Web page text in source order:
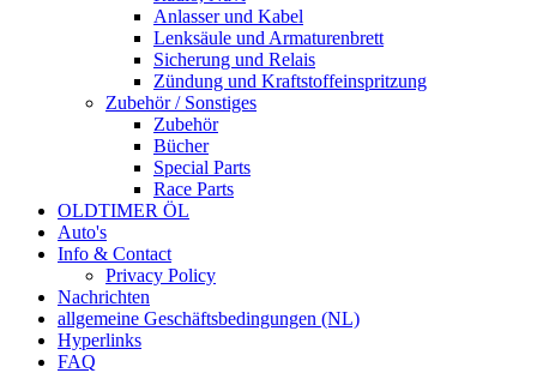
Anlasser und Kabel
Lenksäule und Armaturenbrett
Sicherung und Relais
Zündung und Kraftstoffeinspritzung
Zubehör / Sonstiges
Zubehör
Bücher
Special Parts
Race Parts
OLDTIMER ÖL
Auto's
Info & Contact
Privacy Policy
Nachrichten
allgemeine Geschäftsbedingungen (NL)
Hyperlinks
FAQ